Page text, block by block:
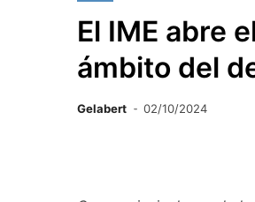
El IME abre
ámbito del
Gelabert 02/10/2024